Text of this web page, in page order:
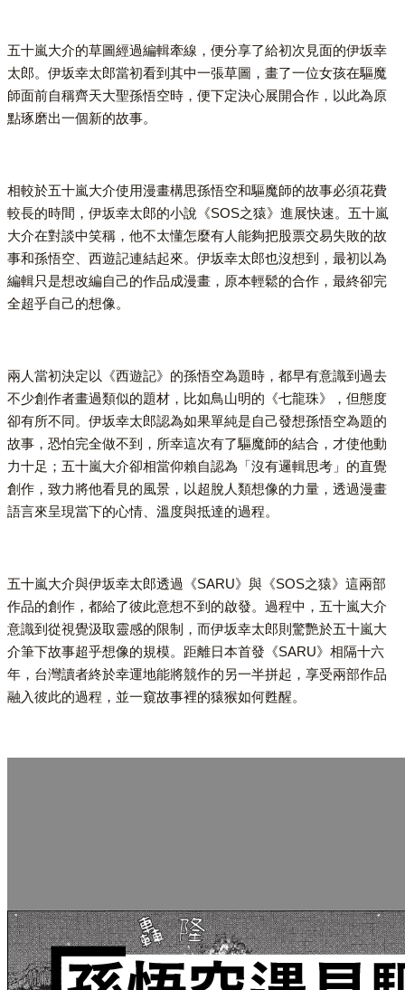
五十嵐大介的草圖經過編輯牽線，便分享了給初次見面的伊坂幸
太郎。伊坂幸太郎當初看到其中一張草圖，畫了一位女孩在驅魔
師面前自稱齊天大聖孫悟空時，便下定決心展開合作，以此為原
點琢磨出一個新的故事。
相較於五十嵐大介使用漫畫構思孫悟空和驅魔師的故事必須花費
較長的時間，伊坂幸太郎的小說《SOS之猿》進展快速。五十嵐
大介在對談中笑稱，他不太懂怎麼有人能夠把股票交易失敗的故
事和孫悟空、西遊記連結起來。伊坂幸太郎也沒想到，最初以為
編輯只是想改編自己的作品成漫畫，原本輕鬆的合作，最終卻完
全超乎自己的想像。
兩人當初決定以《西遊記》的孫悟空為題時，都早有意識到過去
不少創作者畫過類似的題材，比如鳥山明的《七龍珠》，但態度
卻有所不同。伊坂幸太郎認為如果單純是自己發想孫悟空為題的
故事，恐怕完全做不到，所幸這次有了驅魔師的結合，才使他動
力十足；五十嵐大介卻相當仰賴自認為「沒有邏輯思考」的直覺
創作，致力將他看見的風景，以超脫人類想像的力量，透過漫畫
語言來呈現當下的心情、溫度與抵達的過程。
五十嵐大介與伊坂幸太郎透過《SARU》與《SOS之猿》這兩部
作品的創作，都給了彼此意想不到的啟發。過程中，五十嵐大介
意識到從視覺汲取靈感的限制，而伊坂幸太郎則驚艷於五十嵐大
介筆下故事超乎想像的規模。距離日本首發《SARU》相隔十六
年，台灣讀者終於幸運地能將競作的另一半拼起，享受兩部作品
融入彼此的過程，並一窺故事裡的猿猴如何甦醒。